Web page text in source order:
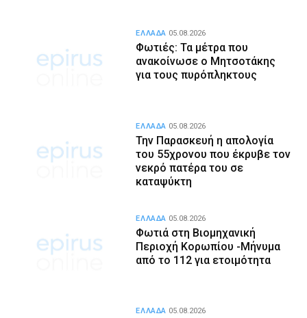
Φωτιές: Τα μέτρα που
ανακοίνωσε ο Μητσοτάκης
για τους πυρόπληκτους
ΕΛΛΑΔΑ 05.08.2026
Την Παρασκευή η απολογία
του 55χρονου που έκρυβε τον
νεκρό πατέρα του σε
καταψύκτη
ΕΛΛΑΔΑ 05.08.2026
Φωτιά στη Βιομηχανική
Περιοχή Κορωπίου -Μήνυμα
από το 112 για ετοιμότητα
ΕΛΛΑΔΑ 05.08.2026
ΕΛΛΑΔΑ 05.08.2026